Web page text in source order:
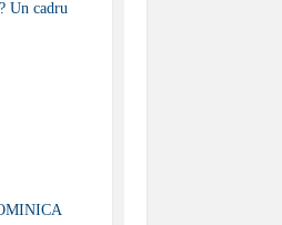
Un cadru